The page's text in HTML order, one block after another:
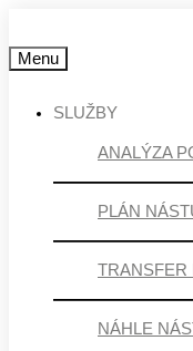
Menu
SLUŽBY
ANALÝZA
PLÁN
TRANSFER
NÁHLE